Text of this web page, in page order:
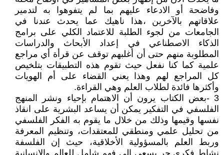
وفاضحة أو الادعاء عليهم بما لم يتفوهوا به لتدمير
علاقاتهم بالآخرين ،هذا ناهيك عما يحدث عندنا في
الجامعات من لجوء الطلبة للاعتماد الكلي على برامج
الذكاء الاصطناعي في إعداد الأبحاث والدراسات
المطلوبة منهم حتى أن أغلبهم توقف عن قرأة أي مراجع
علمية كما كنا نفعل حيث تقوم هذه التطبيقات بتلخيص
كل المراجع لهم وهذا يعني القضاء على أم الهويات
وأكثرها فائدة لطلاب العلم وهي القراءة.
3 -بعض الكتاب يرون أن الاهتمام بإحياء ونشر المنهج
الفلسفي في التفكير يمكن أن يساعد البشرية على انقاذ
نفسها وقيمها وذلك من خلال ما يقوم به الفكر الفلسفي
من تحليل علمي ومنطقي للمعتقدات، وتنظيم المعرفة
وربط العلم بالمسؤولية الأخلاقية، حيث إن الفلسفة